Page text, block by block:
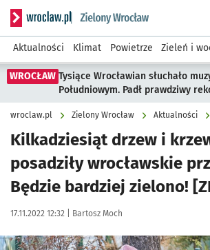
Serwis informacyjny wroclaw.pl
Aktualności Klimat Powietrze Zieleń i
WROCŁAW Tysiące Wrocławian słuchało
Południowym. Padł prawdziwy
wroclaw.pl Zielony Wrocław Aktualności
Kilkadziesiąt drzew i
posadziły wrocławskie
Będzie bardziej zielono!
Data publikacji:
17.11.2022 12:32 | Autor:
Bartosz Moch
Kliknij, aby zobaczyć galerię